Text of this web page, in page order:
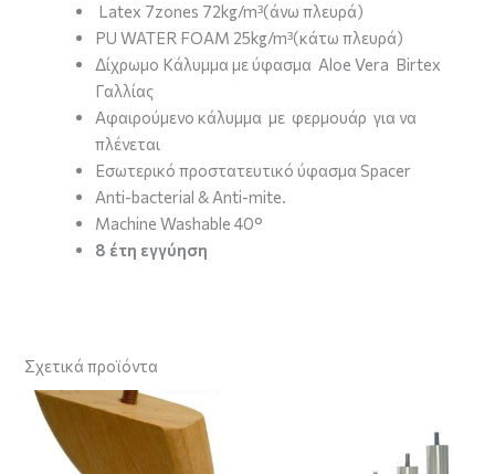
Latex 7zones 72kg/m³(άνω πλευρά)
PU WATER FOAM 25kg/m³(κάτω πλευρά)
Δίχρωμο Κάλυμμα με ύφασμα Aloe Vera Birtex
Γαλλίας
Aφαιρούμενο κάλυμμα με φερμουάρ για να
πλένεται
Εσωτερικό προστατευτικό ύφασμα Spacer
Anti-bacterial & Anti-mite.
Machine Washable 40°
8 έτη εγγύηση
Σχετικά προϊόντα